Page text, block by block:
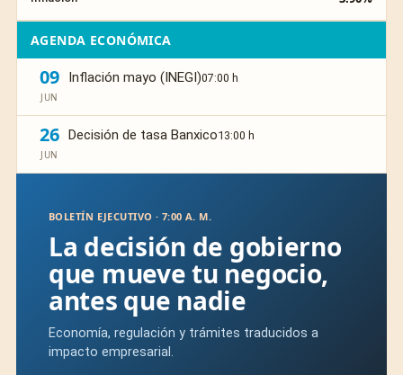
AGENDA ECONÓMICA
09
JUN
Inflación mayo (INEGI)07:00 h
26
JUN
Decisión de tasa Banxico13:00 h
BOLETÍN EJECUTIVO · 7:00 A. M.
La decisión de gobierno
que mueve tu negocio,
antes que nadie
Economía, regulación y trámites traducidos a
impacto empresarial.